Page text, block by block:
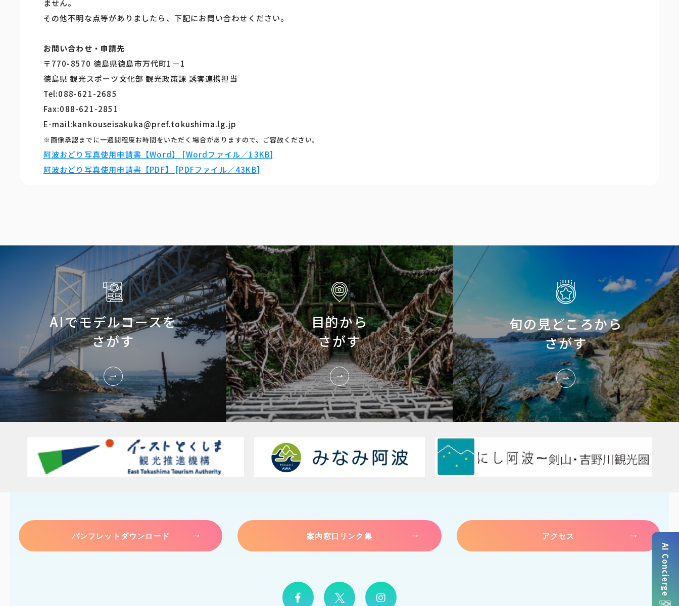
AI Concierge
ません。
その他不明な点等がありましたら、下記にお問い合わせください。
お問い合わせ・申請先
〒770-8570 徳島県徳島市万代町1－1
徳島県 観光スポーツ文化部 観光政策課 誘客連携担当
Tel:088-621-2685
Fax:088-621-2851
E-mail:kankouseisakuka@pref.tokushima.lg.jp
※画像承認までに一週間程度お時間をいただく場合がありますので、ご容赦ください。
阿波おどり写真使用申請書【Word】 [Wordファイル／13KB]
阿波おどり写真使用申請書【PDF】 [PDFファイル／43KB]
AIでモデルコースを
さがす
目的から
さがす
旬の見どころから
さがす
パンフレットダウンロード 案内窓口リンク集 アクセス